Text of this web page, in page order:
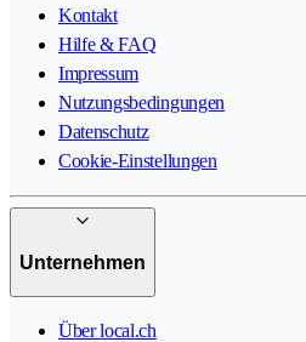
Kontakt
Hilfe & FAQ
Impressum
Nutzungsbedingungen
Datenschutz
Cookie-Einstellungen
Unternehmen
Über local.ch